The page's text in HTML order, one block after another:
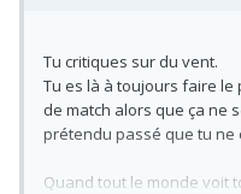
Tu critiques sur du vent.
Tu es là à toujours faire
de match alors que ça ne
prétendu passé que tu ne
Quand tout le monde voit